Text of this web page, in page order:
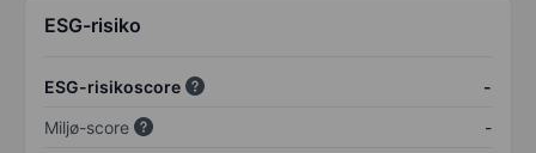
ESG-risiko
ESG-risikoscore
-
Miljø-score
-